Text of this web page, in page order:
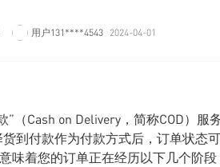
用户131****4543 2024-04-01
”（Cash on Delivery，简称COD）
到付款作为付款方式后，订单状态
味着您的订单正在经历以下几个阶段